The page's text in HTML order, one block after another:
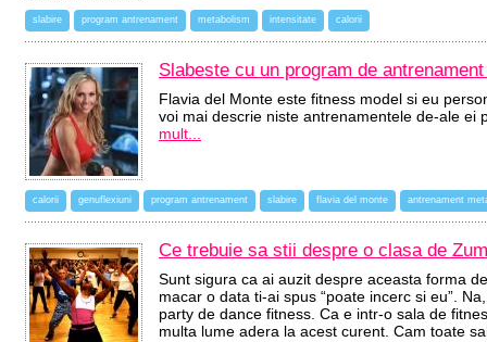
slabire program antrenament metabolism intensitate calorii
Slabeste cu un program de
Flavia del Monte este fitness model si eu
voi mai descrie niste antrenamentele de-ale
mult...
calorii genuflexiuni program antrenament slabire flavia del monte antrenament
Ce trebuie sa stii despre o clasa de
Sunt sigura ca ai auzit despre aceasta forma
macar o data ti-ai spus “poate incerc si eu”.
party de dance fitness. Ca e intr-o sala de
multa lume adera la acest curent. Cam toate